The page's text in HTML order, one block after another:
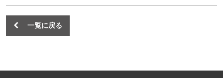
一覧に戻る